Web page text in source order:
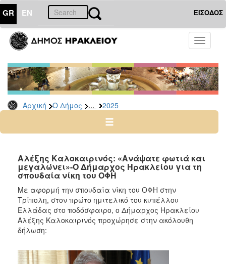
GR EN ΕΙΣΟΔΟΣ
Toggle
Αρχική Ο Δήμος ... 2025
ΔΗΜΟΣ
Δελτία
Τύπου
Αρχείο
2026
2024
2022
2021
2020
2019
2018
2016
Αλέξης Καλοκαιρινός: «Ανάψατε φωτιά και
μεγαλώνει»-Ο Δήμαρχος Ηρακλείου για τη
σπουδαία νίκη του ΟΦΗ
Mε αφορμή την σπουδαία νίκη του ΟΦΗ στην
Τρίπολη, στον πρώτο ημιτελικό του κυπέλλου
Ελλάδας στο ποδόσφαιρο, ο Δήμαρχος Ηρακλείου
Αλέξης Καλοκαιρινός προχώρησε στην ακόλουθη
δήλωση: